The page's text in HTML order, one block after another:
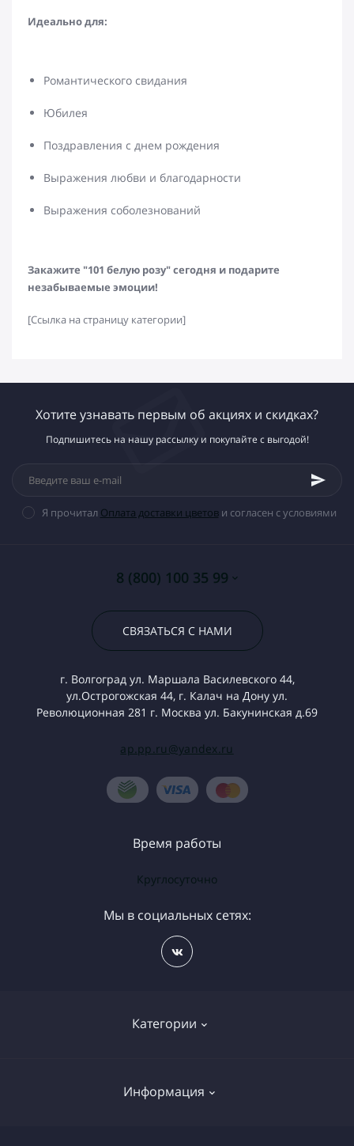
Идеально для:
Романтического свидания
Юбилея
Поздравления с днем рождения
Выражения любви и благодарности
Выражения соболезнований
Закажите "101 белую розу" сегодня и подарите
незабываемые эмоции!
[Ссылка на страницу категории]
Хотите узнавать первым об акциях и скидках?
Подпишитесь на нашу рассылку и покупайте с выгодой!
Я прочитал Оплата доставки цветови согласен с условиями
8 (800) 100 35 99
СВЯЗАТЬСЯ С НАМИ
г. Волгоград ул. Маршала Василевского 44,
ул.Острогожская 44, г. Калач на Дону ул.
Революционная 281 г. Москва ул. Бакунинская д.69
ap.pp.ru@yandex.ru
Категории
Бесплатная доставка цветов
Информация
Время работы
Круглосуточно
Мы в социальных сетях: